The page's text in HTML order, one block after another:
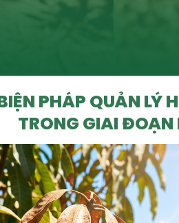
BIỆN PHÁP QUẢN LÝ
TRONG GIAI ĐOẠN